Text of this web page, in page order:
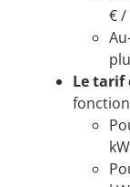
€ /
Le tarif